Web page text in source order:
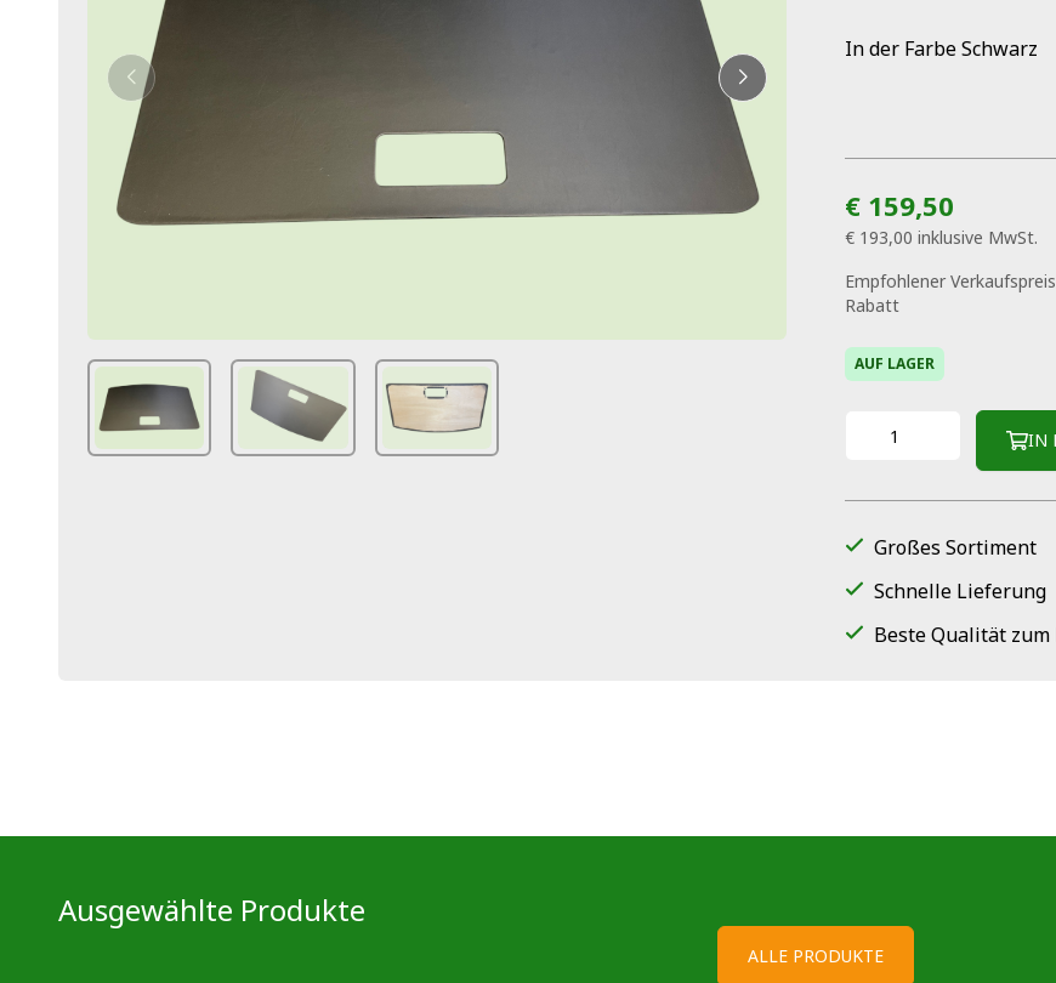
In der Farbe Schwarz
€ 159,50
€ 193,00 inklusive MwSt.
Empfohlener Verkaufspreis
Rabatt
AUF LAGER
IN
Großes Sortiment
Schnelle Lieferung
Beste Qualität zum
Ausgewählte Produkte
ALLE PRODUKTE